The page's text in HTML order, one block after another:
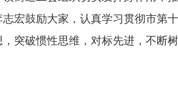
志宏鼓励大家，认真学习贯彻市第
突破惯性思维，对标先进，不断